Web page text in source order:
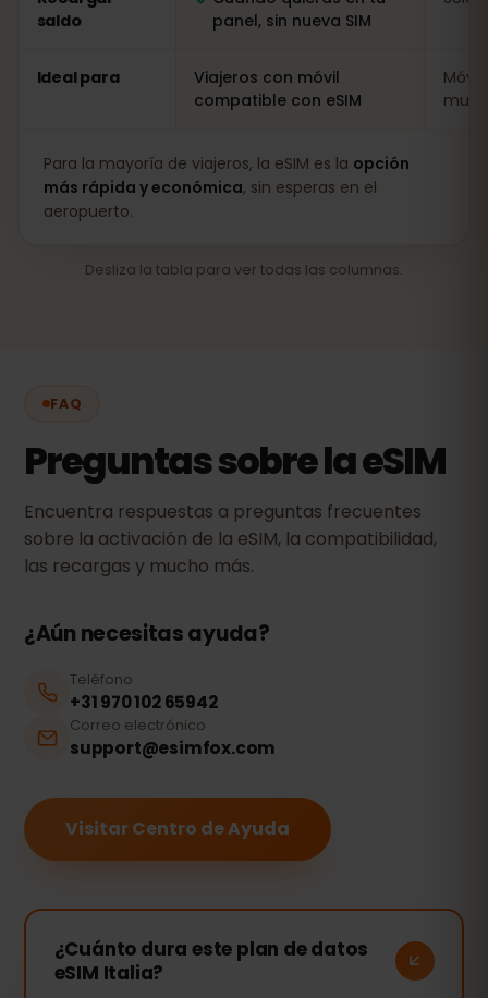
saldo
panel, sin nueva SIM
Ideal para
Viajeros con móvil
compatible con eSIM
muy
Para la mayoría de viajeros, la eSIM es la opción
más rápida y económica, sin esperas en el
aeropuerto.
Desliza la tabla para ver todas las columnas.
FAQ
Preguntas sobre la eSIM
Encuentra respuestas a preguntas frecuentes
sobre la activación de la eSIM, la compatibilidad,
las recargas y mucho más.
¿Aún necesitas ayuda?
Teléfono
+31 970 102 65942
Correo electrónico
support@esimfox.com
Visitar Centro de Ayuda
¿Cuánto dura este plan de datos
eSIM Italia?